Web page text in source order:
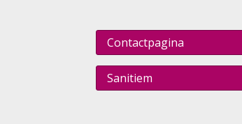
Contactpagina
Sanitiem